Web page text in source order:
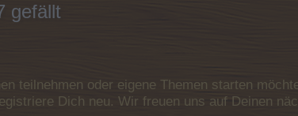
gefällt
teilnehmen oder eigene Themen starten
Dich neu. Wir freuen uns auf Deinen